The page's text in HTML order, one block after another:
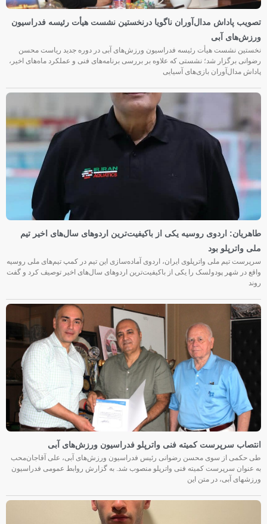
تصویب پاداش مدال‌آوران ناگویا درنخستین نشست هیأت رئیسه فدراسیون
ورزش‌های آبی
نخستین نشست هیأت رئیسه فدراسیون ورزش‌های آبی در دوره جدید ریاست محسن
رضوانی برگزار شد؛ نشستی که علاوه بر بررسی برنامه‌های فنی و عملکرد ماه‌های اخیر،
پاداش مدال‌آوران بازی‌های آسیایی
طاهریان: اردوی روسیه یکی از باکیفیت‌ترین اردوهای سال‌های اخیر تیم
ملی واترپلو بود
سرپرست تیم ملی واترپلوی ایران، اردوی آماده‌سازی این تیم در کمپ تیم‌های ملی روسیه
واقع در شهر پودولسک را یکی از باکیفیت‌ترین اردوهای سال‌های اخیر توصیف کرد و گفت
روند
انتصاب سرپرست کمیته فنی واترپلو فدراسیون ورزش‌های آبی
طی حکمی از سوی محسن رضوانی رئیس فدراسیون ورزش‌های آبی، علی آقاجان‌محب
به عنوان سرپرست کمیته فنی واترپلو منصوب شد. به گزارش روابط عمومی فدراسیون
ورزشهای آبی، در متن این